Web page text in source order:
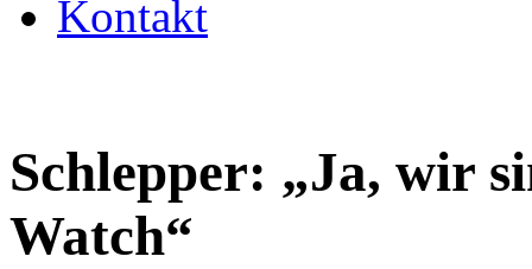
Kontakt
Schlepper: „Ja, wir
Watch“